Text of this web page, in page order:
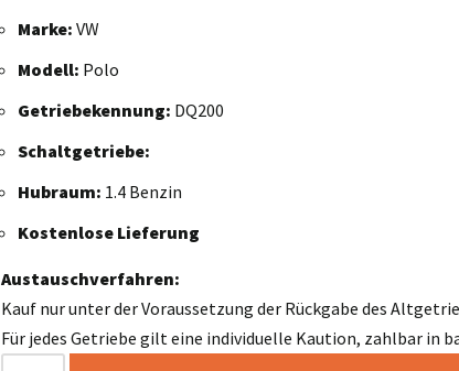
Marke: VW
Modell: Polo
Getriebekennung: DQ200
Schaltgetriebe:
Hubraum: 1.4 Benzin
Kostenlose Lieferung
Austauschverfahren:
Kauf nur unter der Voraussetzung der Rückgabe des
Für jedes Getriebe gilt eine individuelle Kaution, zahlbar in